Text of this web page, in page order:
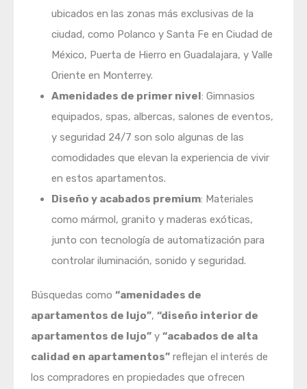
ubicados en las zonas más exclusivas de la
ciudad, como Polanco y Santa Fe en Ciudad de
México, Puerta de Hierro en Guadalajara, y Valle
Oriente en Monterrey.
Amenidades de primer nivel: Gimnasios
equipados, spas, albercas, salones de eventos,
y seguridad 24/7 son solo algunas de las
comodidades que elevan la experiencia de vivir
en estos apartamentos.
Diseño y acabados premium: Materiales
como mármol, granito y maderas exóticas,
junto con tecnología de automatización para
controlar iluminación, sonido y seguridad.
Búsquedas como “amenidades de
apartamentos de lujo”, “diseño interior de
apartamentos de lujo” y “acabados de alta
calidad en apartamentos” reflejan el interés de
los compradores en propiedades que ofrecen